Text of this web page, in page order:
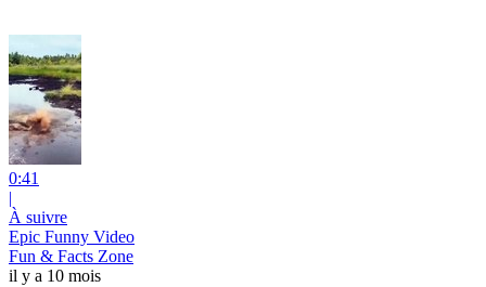
0:41
|
À suivre
Epic Funny Video
Fun & Facts Zone
il y a 10 mois